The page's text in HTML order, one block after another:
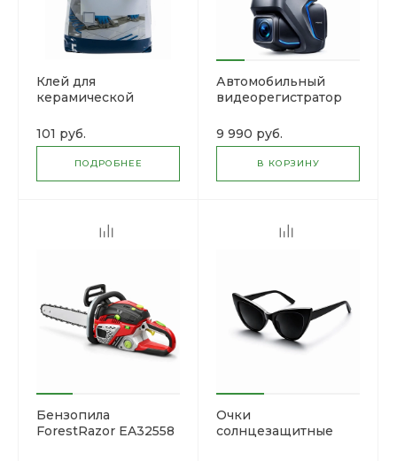
Клей для
керамической
HomeCraft Pro, 5 кг
101 руб.
ПОДРОБНЕЕ
Автомобильный
видеорегистратор
9 990 руб.
В КОРЗИНУ
Бензопила
ForestRazor EA32558
Очки
солнцезащитные